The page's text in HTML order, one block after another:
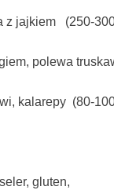
z jajkiem (250-
polewa
kalarepy (80-
gluten,